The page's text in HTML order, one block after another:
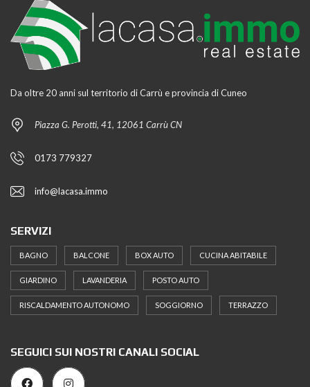
Da oltre 20 anni sul territorio di Carrù e provincia di Cuneo
Piazza G. Perotti, 41, 12061 Carrù CN
0173 779327
info@lacasa.immo
SERVIZI
BAGNO BALCONE BOX AUTO CUCINA ABITABILE
GIARDINO LAVANDERIA POSTO AUTO
RISCALDAMENTO AUTONOMO SOGGIORNO TERRAZZO
SEGUICI SUI NOSTRI CANALI SOCIAL